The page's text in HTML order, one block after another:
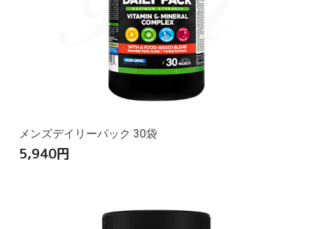
メンズデイリーパック 30袋
5,940円